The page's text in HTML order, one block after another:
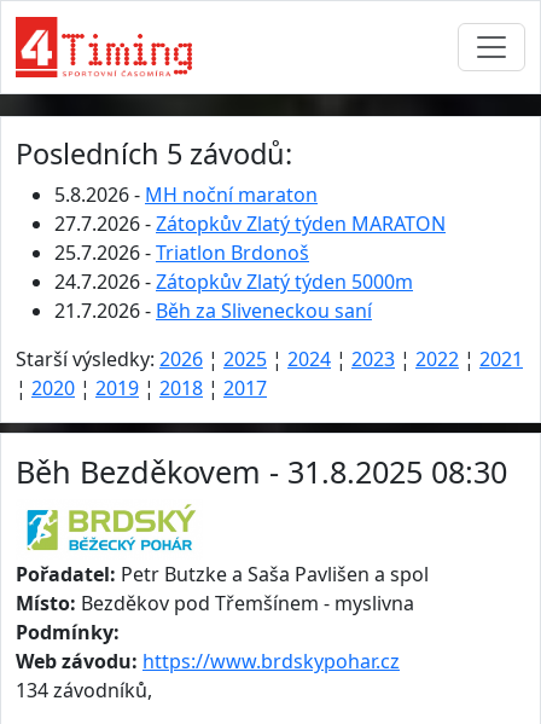
Posledních 5 závodů:
5.8.2026 - MH noční maraton
27.7.2026 -Zátopkův Zlatý týden MARATON
25.7.2026 -Triatlon Brdonoš
24.7.2026 -Zátopkův Zlatý týden 5000m
21.7.2026 - Běh za Sliveneckou saní
Starší výsledky: 2026 ¦ 2025 ¦ 2024 ¦ 2023 ¦ 2022 ¦ 2021
¦ 2020 ¦ 2019 ¦ 2018 ¦ 2017
Běh Bezděkovem - 31.8.2025 08:30
Pořadatel: Petr Butzke a Saša Pavlišen a spol
Místo: Bezděkov pod Třemšínem - myslivna
Podmínky:
Web závodu: https://www.brdskypohar.cz
134 závodníků,